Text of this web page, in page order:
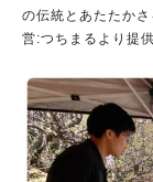
の伝統とあたたか
営:つちまるより提